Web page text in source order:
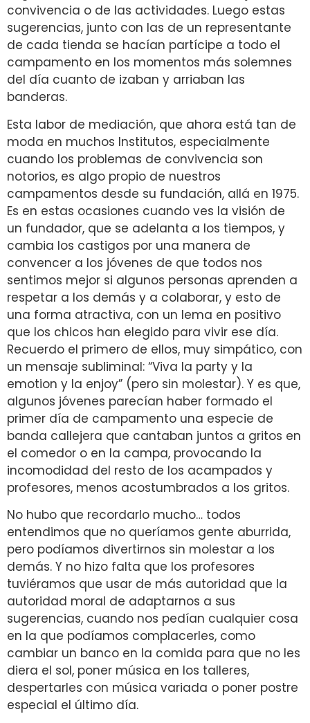
convivencia o de las actividades. Luego estas
sugerencias, junto con las de un representante
de cada tienda se hacían partícipe a todo el
campamento en los momentos más solemnes
del día cuanto de izaban y arriaban las
banderas.
Esta labor de mediación, que ahora está tan de
moda en muchos Institutos, especialmente
cuando los problemas de convivencia son
notorios, es algo propio de nuestros
campamentos desde su fundación, allá en 1975.
Es en estas ocasiones cuando ves la visión de
un fundador, que se adelanta a los tiempos, y
cambia los castigos por una manera de
convencer a los jóvenes de que todos nos
sentimos mejor si algunos personas aprenden a
respetar a los demás y a colaborar, y esto de
una forma atractiva, con un lema en positivo
que los chicos han elegido para vivir ese día.
Recuerdo el primero de ellos, muy simpático, con
un mensaje subliminal: “Viva la party y la
emotion y la enjoy” (pero sin molestar). Y es que,
algunos jóvenes parecían haber formado el
primer día de campamento una especie de
banda callejera que cantaban juntos a gritos en
el comedor o en la campa, provocando la
incomodidad del resto de los acampados y
profesores, menos acostumbrados a los gritos.
No hubo que recordarlo mucho… todos
entendimos que no queríamos gente aburrida,
pero podíamos divertirnos sin molestar a los
demás. Y no hizo falta que los profesores
tuviéramos que usar de más autoridad que la
autoridad moral de adaptarnos a sus
sugerencias, cuando nos pedían cualquier cosa
en la que podíamos complacerles, como
cambiar un banco en la comida para que no les
diera el sol, poner música en los talleres,
despertarles con música variada o poner postre
especial el último día.